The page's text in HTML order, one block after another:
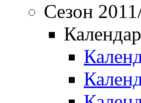
Сезон